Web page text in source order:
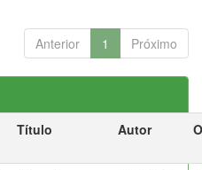
Anterior 1 Próximo
Título Autor